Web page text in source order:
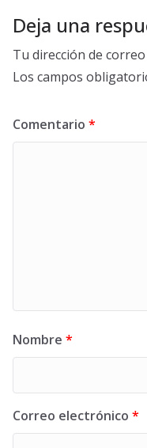
Deja una
Tu dirección de
Los campos
Comentario *
Nombre *
Correo electrónico *